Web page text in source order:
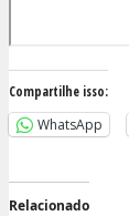
Compartilhe isso:
WhatsApp
Relacionado